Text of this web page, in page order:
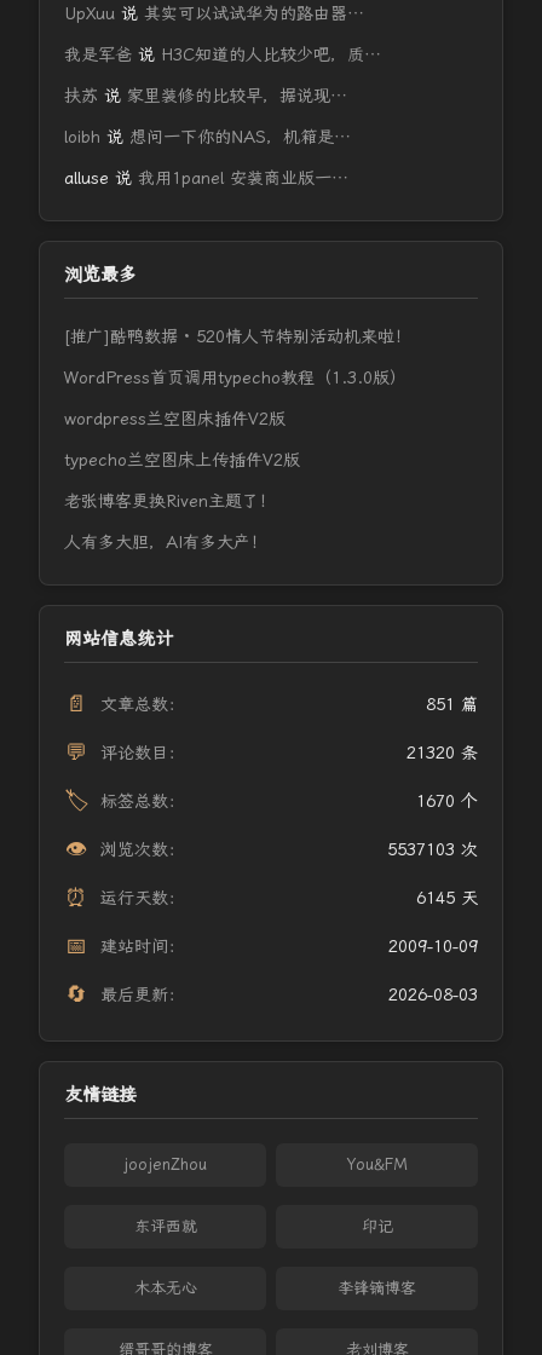
UpXuu 说 其实可以试试华为的路由器…
我是军爸 说 H3C知道的人比较少吧，质…
扶苏 说 家里装修的比较早，据说现…
loibh 说 想问一下你的NAS，机箱是…
alluse 说 我用1panel 安装商业版一…
浏览最多
[推广]酷鸭数据 · 520情人节特别活动机来啦！
WordPress首页调用typecho教程（1.3.0版）
wordpress兰空图床插件V2版
typecho兰空图床上传插件V2版
老张博客更换Riven主题了！
人有多大胆，AI有多大产！
网站信息统计
📄 文章总数： 851 篇
💬 评论数目： 21320 条
🏷️ 标签总数： 1670 个
👁️ 浏览次数： 5537103 次
⏰ 运行天数： 6145 天
📅 建站时间： 2009-10-09
🔄 最后更新： 2026-08-03
友情链接
joojenZhou You&FM
东评西就 印记
木本无心 李锋镝博客
缙哥哥的博客 老刘博客